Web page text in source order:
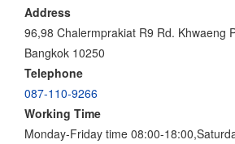
Address
96,98 Chalermprakiat R9 Rd. Khwaeng
Bangkok 10250
Telephone
087-110-9266
Working Time
Monday-Friday time 08:00-